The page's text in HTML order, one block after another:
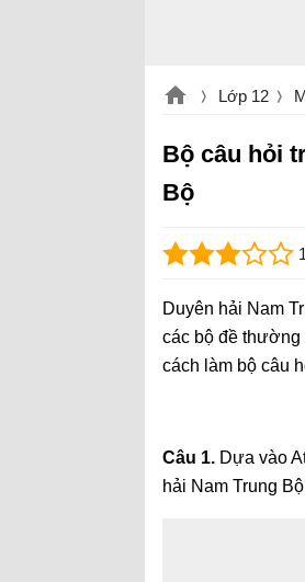
Lớp 12
Bộ câu hỏi
Bộ
Duyên hải Nam
các bộ đề thường
cách làm bộ câu
Câu 1. Dựa vào
hải Nam Trung